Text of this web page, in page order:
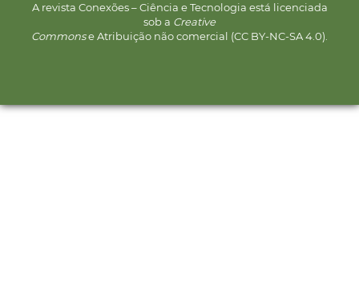
A revista Conexões – Ciência e Tecnologia está licenciada
sob a Creative
Commonse Atribuição não comercial (CC BY-NC-SA 4.0).